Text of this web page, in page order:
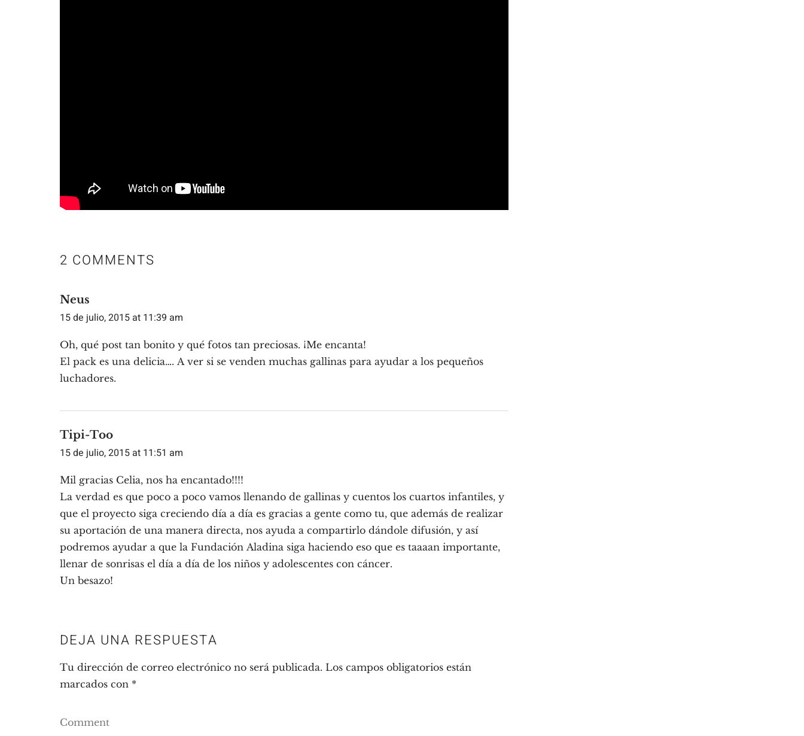
2 COMMENTS
Neus
15 de julio, 2015 at 11:39 am
Oh, qué post tan bonito y qué fotos tan preciosas. ¡Me encanta!
El pack es una delicia…. A ver si se venden muchas gallinas para ayudar a los pequeños
luchadores.
Tipi-Too
15 de julio, 2015 at 11:51 am
Mil gracias Celia, nos ha encantado!!!!
La verdad es que poco a poco vamos llenando de gallinas y cuentos los cuartos infantiles, y
que el proyecto siga creciendo día a día es gracias a gente como tu, que además de realizar
su aportación de una manera directa, nos ayuda a compartirlo dándole difusión, y así
podremos ayudar a que la Fundación Aladina siga haciendo eso que es taaaan importante,
llenar de sonrisas el día a día de los niños y adolescentes con cáncer.
Un besazo!
DEJA UNA RESPUESTA
Tu dirección de correo electrónico no será publicada. Los campos obligatorios están
marcados con *
Comment